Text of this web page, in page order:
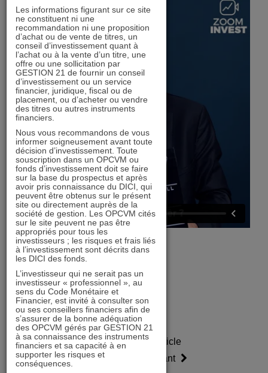
Article
précédent
Article
suivant
Les informations figurant sur ce site
ne constituent ni une
recommandation ni une proposition
d’achat ou de vente de titres, un
conseil d’investissement quant à
l’achat ou à la vente d’un titre, une
offre ou une sollicitation par
GESTION 21 de fournir un conseil
d’investissement ou un service
financier, juridique, fiscal ou de
placement, ou d’acheter ou vendre
des titres ou autres instruments
financiers.
Nous vous recommandons de vous
informer soigneusement avant toute
décision d’investissement. Toute
souscription dans un OPCVM ou
fonds d’investissement doit se faire
sur la base du prospectus et après
avoir pris connaissance du DICI, qui
peuvent être obtenus sur le présent
site ou directement auprès de la
société de gestion. Les OPCVM cités
sur le site peuvent ne pas être
appropriés pour tous les
investisseurs ; les risques et frais liés
à l’investissement sont décrits dans
les DICI des fonds.
L’investisseur qui ne serait pas un
investisseur « professionnel », au
sens du Code Monétaire et
Financier, est invité à consulter son
ou ses conseillers financiers afin de
s’assurer de la bonne adéquation
des OPCVM gérés par GESTION 21
à sa connaissance des instruments
financiers et sa capacité à en
supporter les risques et
conséquences.